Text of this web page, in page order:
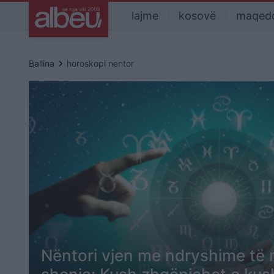
lajme kosovë
Ballina keyboard_arrow_right horoskopi nentor
Nëntori vjen me ndryshime të